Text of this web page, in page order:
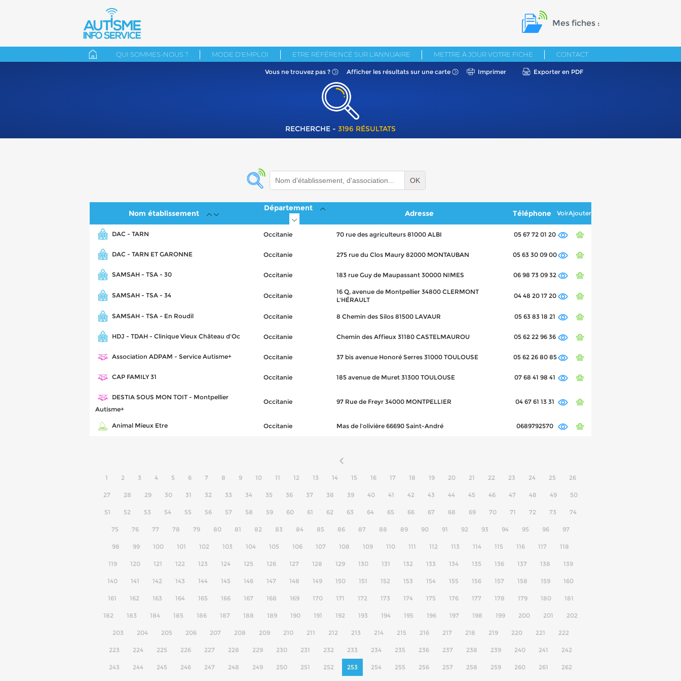
Mes fiches :
QUI SOMMES-NOUS ? MODE D'EMPLOI ETRE RÉFÉRENCÉ SUR L'ANNUAIRE METTRE À JOUR VOTRE FICHE CONTACT
Vous ne trouvez pas ? Afficher les résultats sur une carte Imprimer Exporter en PDF
RECHERCHE - 3196 RÉSULTATS
OK
Nom établissement
Département
Adresse Téléphone VoirAjouter
DAC - TARN Occitanie 70 rue des agriculteurs 81000 ALBI 05 67 72 01 20
DAC - TARN ET GARONNE Occitanie 275 rue du Clos Maury 82000 MONTAUBAN 05 63 30 09 00
SAMSAH - TSA - 30 Occitanie 183 rue Guy de Maupassant 30000 NIMES 06 98 73 09 32
SAMSAH - TSA - 34 Occitanie
16 Q, avenue de Montpellier 34800 CLERMONT
L'HÉRAULT
04 48 20 17 20
SAMSAH - TSA - En Roudil Occitanie 8 Chemin des Silos 81500 LAVAUR 05 63 83 18 21
HDJ - TDAH - Clinique Vieux Château d'Oc Occitanie Chemin des Affieux 31180 CASTELMAUROU 05 62 22 96 36
Association ADPAM - Service Autisme+ Occitanie 37 bis avenue Honoré Serres 31000 TOULOUSE 05 62 26 80 85
CAP FAMILY 31 Occitanie 185 avenue de Muret 31300 TOULOUSE 07 68 41 98 41
DESTIA SOUS MON TOIT - Montpellier
Autisme+
Occitanie 97 Rue de Freyr 34000 MONTPELLIER 04 67 61 13 31
Animal Mieux Etre Occitanie Mas de l'olivière 66690 Saint-André 0689792570
1 2 3 4 5 6 7 8 9 10 11 12 13 14 15 16 17 18 19 20 21 22 23 24 25 26
27 28 29 30 31 32 33 34 35 36 37 38 39 40 41 42 43 44 45 46 47 48 49 50
51 52 53 54 55 56 57 58 59 60 61 62 63 64 65 66 67 68 69 70 71 72 73 74
75 76 77 78 79 80 81 82 83 84 85 86 87 88 89 90 91 92 93 94 95 96 97
98 99 100 101 102 103 104 105 106 107 108 109 110 111 112 113 114 115 116 117 118
119 120 121 122 123 124 125 126 127 128 129 130 131 132 133 134 135 136 137 138 139
140 141 142 143 144 145 146 147 148 149 150 151 152 153 154 155 156 157 158 159 160
161 162 163 164 165 166 167 168 169 170 171 172 173 174 175 176 177 178 179 180 181
182 183 184 185 186 187 188 189 190 191 192 193 194 195 196 197 198 199 200 201 202
203 204 205 206 207 208 209 210 211 212 213 214 215 216 217 218 219 220 221 222
223 224 225 226 227 228 229 230 231 232 233 234 235 236 237 238 239 240 241 242
243 244 245 246 247 248 249 250 251 252 253 254 255 256 257 258 259 260 261 262